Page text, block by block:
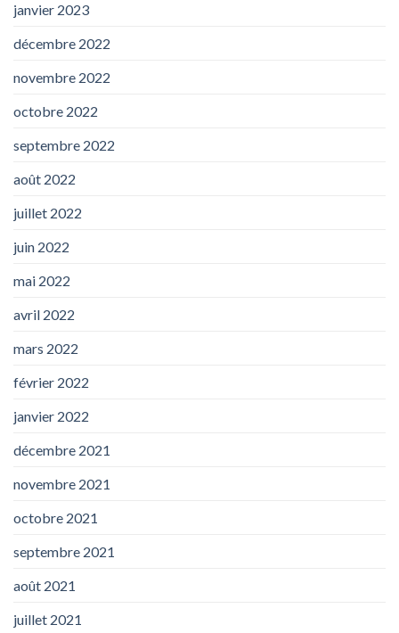
janvier 2023
décembre 2022
novembre 2022
octobre 2022
septembre 2022
août 2022
juillet 2022
juin 2022
mai 2022
avril 2022
mars 2022
février 2022
janvier 2022
décembre 2021
novembre 2021
octobre 2021
septembre 2021
août 2021
juillet 2021